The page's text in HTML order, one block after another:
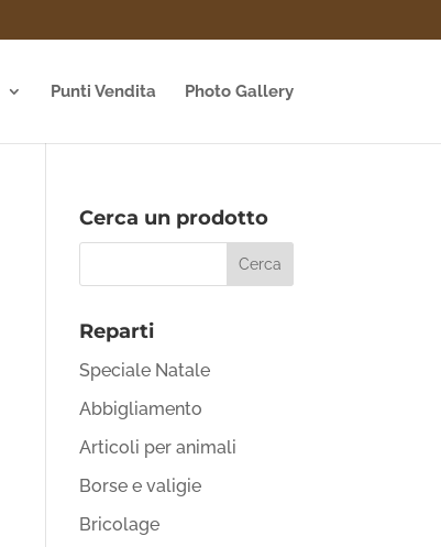
Punti Vendita Photo Gallery
Cerca un prodotto
Reparti
Speciale Natale
Abbigliamento
Articoli per animali
Borse e valigie
Bricolage